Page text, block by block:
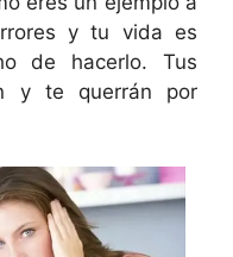
y tu vida es
de hacerlo. Tus
y te querrán por